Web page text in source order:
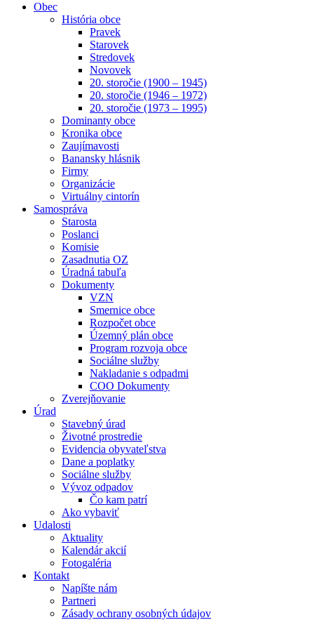
Obec
História obce
Pravek
Starovek
Stredovek
Novovek
20. storočie (1900 – 1945)
20. storočie (1946 – 1972)
20. storočie (1973 – 1995)
Dominanty obce
Kronika obce
Zaujímavosti
Banansky hlásnik
Firmy
Organizácie
Virtuálny cintorín
Samospráva
Starosta
Poslanci
Komisie
Zasadnutia OZ
Úradná tabuľa
Dokumenty
VZN
Smernice obce
Rozpočet obce
Územný plán obce
Program rozvoja obce
Sociálne služby
Nakladanie s odpadmi
COO Dokumenty
Zverejňovanie
Úrad
Stavebný úrad
Životné prostredie
Evidencia obyvateľstva
Dane a poplatky
Sociálne služby
Vývoz odpadov
Čo kam patrí
Ako vybaviť
Udalosti
Aktuality
Kalendár akcií
Fotogaléria
Kontakt
Napíšte nám
Partneri
Zásady ochrany osobných údajov